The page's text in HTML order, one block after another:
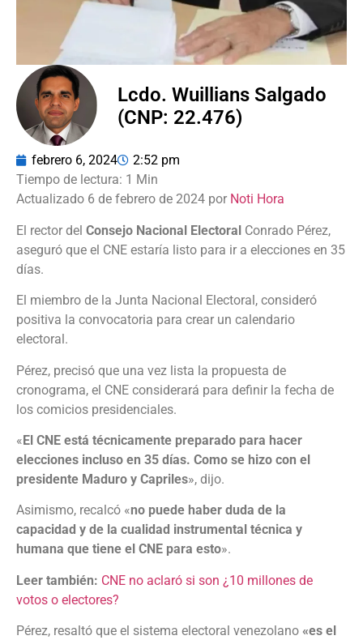
Lcdo. Wuillians Salgado
(CNP: 22.476)
febrero 6, 2024 2:52 pm
Actualizado 6 de febrero de 2024 por Noti Hora
El rector del Consejo Nacional Electoral Conrado Pérez,
aseguró que el CNE estaría listo para ir a elecciones en 35
días.
El miembro de la Junta Nacional Electoral, consideró
positiva la convocatoria para crear un calendario
electoral.
Pérez, precisó que una vez lista la propuesta de
cronograma, el CNE considerará para definir la fecha de
los comicios presidenciales.
«El CNE está técnicamente preparado para hacer
elecciones incluso en 35 días. Como se hizo con el
presidente Maduro y Capriles», dijo.
Asimismo, recalcó «no puede haber duda de la
capacidad y de la cualidad instrumental técnica y
humana que tiene el CNE para esto».
Leer también: CNE no aclaró si son ¿10 millones de
votos o electores?
Pérez, resaltó que el sistema electoral venezolano «es el